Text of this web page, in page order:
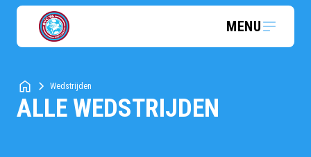
MENU
Wedstrijden
ALLE WEDSTRIJDEN